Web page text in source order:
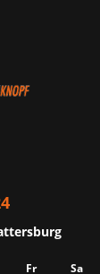
Fr
Sa